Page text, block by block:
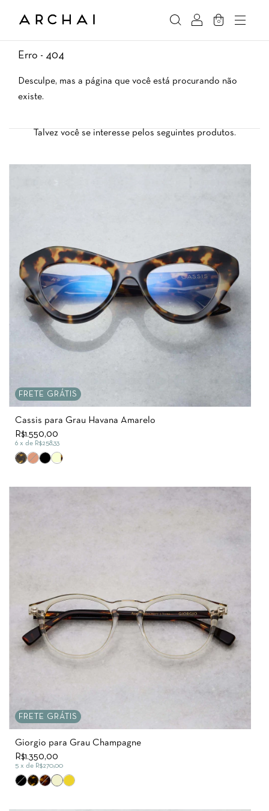
0
Erro - 404
Desculpe, mas a página que você está procurando não
existe.
Talvez você se interesse pelos seguintes produtos.
FRETE GRÁTIS
Cassis para Grau Havana Amarelo
R$1.550,00
6 x de R$258,33
FRETE GRÁTIS
Giorgio para Grau Champagne
R$1.350,00
5 x de R$270,00